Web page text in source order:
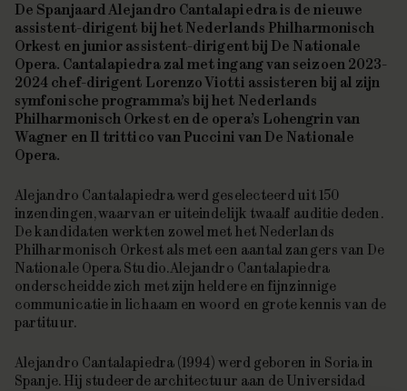
De Spanjaard Alejandro Cantalapiedra is de nieuwe
assistent-dirigent bij het Nederlands Philharmonisch
Orkest en junior assistent-dirigent bij De Nationale
Opera. Cantalapiedra zal met ingang van seizoen 2023-
2024 chef-dirigent Lorenzo Viotti assisteren bij al zijn
symfonische programma’s bij het Nederlands
Philharmonisch Orkest en de opera’s Lohengrinvan
Wagner en Il trittico van Puccini van De Nationale
Opera.
Alejandro Cantalapiedra werd geselecteerd uit 150
inzendingen, waarvan er uiteindelijk twaalf auditie deden.
De kandidaten werkten zowel met het Nederlands
Philharmonisch Orkest als met een aantal zangers van De
Nationale Opera Studio. Alejandro Cantalapiedra
onderscheidde zich met zijn heldere en fijnzinnige
communicatie in lichaam en woord en grote kennis van de
partituur.
Alejandro Cantalapiedra (1994) werd geboren in Soria in
Spanje. Hij studeerde architectuur aan de Universidad